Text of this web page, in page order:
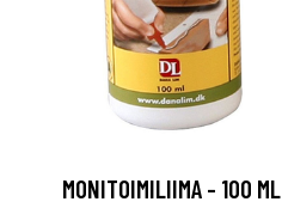
MONITOIMILIIMA - 100 ML